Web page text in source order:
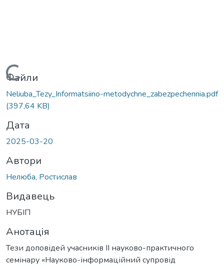
Вантажиться...
Файли
Neliuba_Tezy_Informatsiino-metodychne_zabezpechennia.pdf
(397,64 KB)
Дата
2025-03-20
Автори
Нелюба, Ростислав
Видавець
НУБІП
Анотація
Тези доповідей учасників ІІ науково-практичного
семінару «Науково-інформаційний супровід